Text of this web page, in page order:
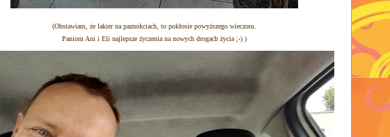
(Obstawiam, że lakier na paznokciach, to pokłosie powyższego wieczoru.
Paniom Ani i Eli najlepsze życzenia na nowych drogach życia ;-) )